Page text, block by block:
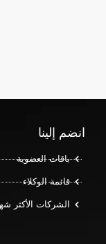
انضم إلينا
باقات العضوية
قائمة الوكلاء
الشركات الأكثر